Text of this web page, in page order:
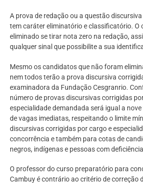
A prova de redação ou a questão
tem caráter eliminatório e classificatório. O
eliminado se tirar nota zero na redação,
qualquer sinal que possibilite a sua
Mesmo os candidatos que não foram
nem todos terão a prova discursiva
examinadora da Fundação Cesgranrio.
número de provas discursivas corrigidas
especialidade demandada será igual a
de vagas imediatas, respeitando o limite
discursivas corrigidas por cargo e
concorrência e também para cotas de
negros, indígenas e pessoas com
O professor do curso preparatório para
Cambuy é contrário ao critério de correção